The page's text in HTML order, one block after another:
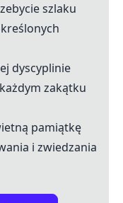
szlaku
dyscyplinie
zakątku
pamiątkę
i zwiedzania